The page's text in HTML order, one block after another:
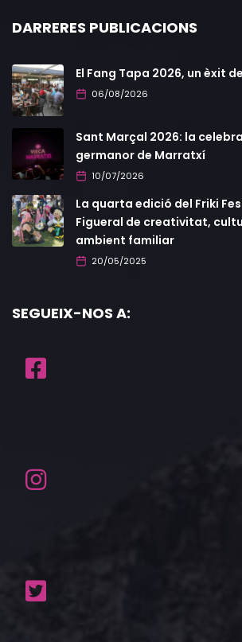
DARRERES PUBLICACIONS
El Fang Tapa 2026, un èxit
06/08/2026
Sant Marçal 2026: la
germanor de Marratxí
10/07/2026
La quarta edició del Friki
Figueral de creativitat,
ambient familiar
20/05/2025
SEGUEIX-NOS A: